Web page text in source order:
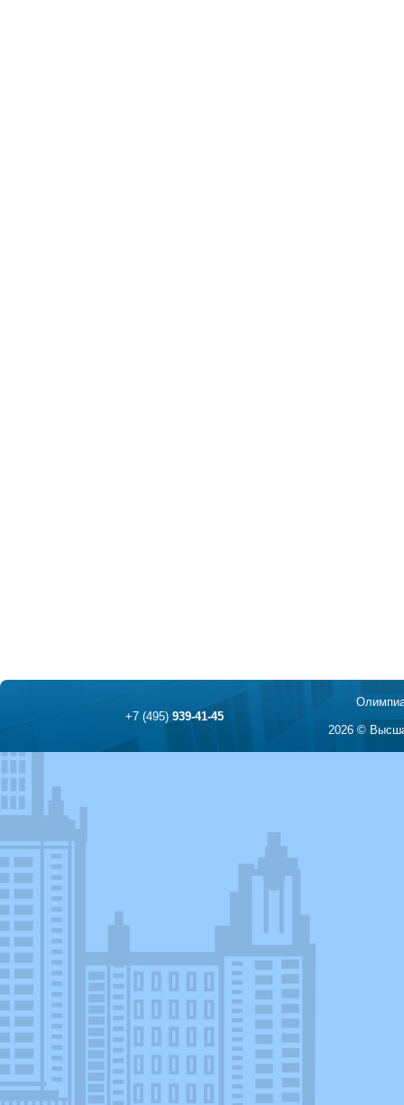
+7 (495)939-41-45
2026 ©